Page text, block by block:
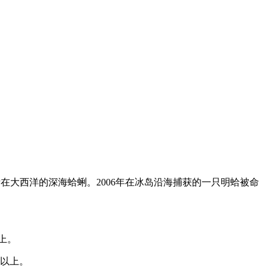
大西洋的深海蛤蜊。2006年在冰岛沿海捕获的一只明蛤被命
。
上。